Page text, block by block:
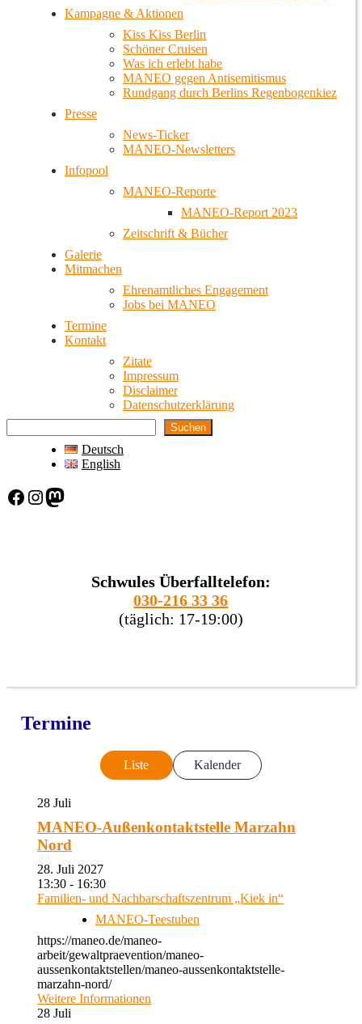
Kampagne & Aktionen
Kiss Kiss Berlin
Schöner Cruisen
Was ich erlebt habe
MANEO gegen Antisemitismus
Rundgang durch Berlins Regenbogenkiez
Presse
News-Ticker
MANEO-Newsletters
Infopool
MANEO-Reporte
MANEO-Report 2023
Zeitschrift & Bücher
Galerie
Mitmachen
Ehrenamtliches Engagement
Jobs bei MANEO
Termine
Kontakt
Zitate
Impressum
Disclaimer
Datenschutzerklärung
Suchen
Deutsch
English
Facebook Instagram Mastodon
Schwules Überfalltelefon:
030-216 33 36
(täglich: 17-19:00)
Termine
Liste Kalender
28 Juli
MANEO-Außenkontaktstelle Marzahn
Nord
28. Juli 2027
13:30 - 16:30
Familien- und Nachbarschaftszentrum „Kiek in“
MANEO-Teestuben
https://maneo.de/maneo-
arbeit/gewaltpraevention/maneo-
aussenkontaktstellen/maneo-aussenkontaktstelle-
marzahn-nord/
Weitere Informationen
28 Juli